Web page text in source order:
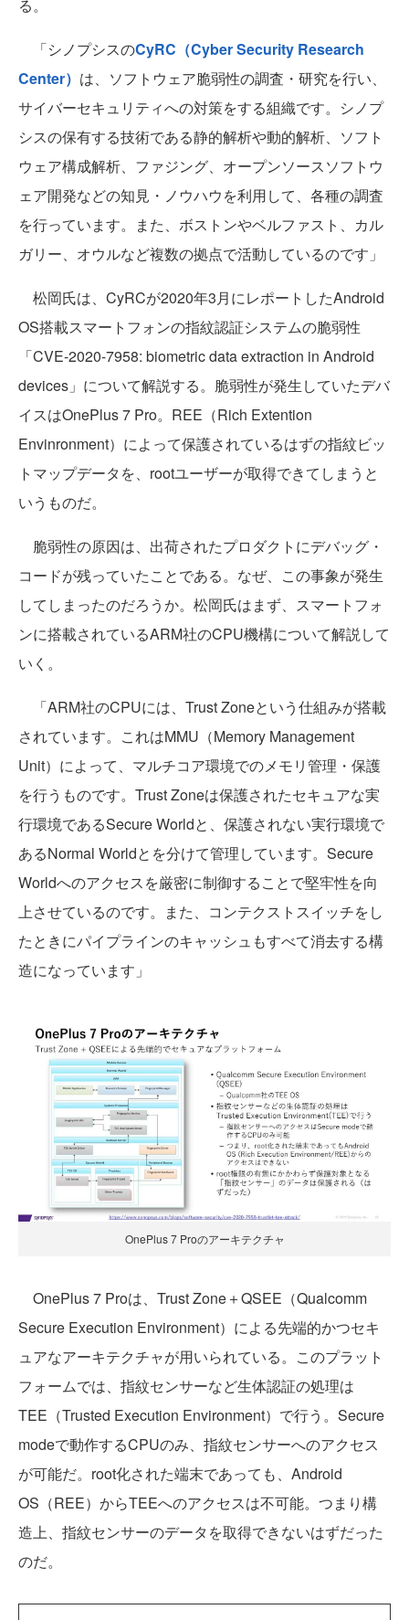
る。
「シノプシスのCyRC（Cyber Security Research
Center） は、ソフトウェア脆弱性の調査・研究を行い、
サイバーセキュリティへの対策をする組織です。シノプ
シスの保有する技術である静的解析や動的解析、ソフト
ウェア構成解析、ファジング、オープンソースソフトウ
ェア開発などの知見・ノウハウを利用して、各種の調査
を行っています。また、ボストンやベルファスト、カル
ガリー、オウルなど複数の拠点で活動しているのです」
松岡氏は、CyRCが2020年3月にレポートしたAndroid
OS搭載スマートフォンの指紋認証システムの脆弱性
「CVE-2020-7958: biometric data extraction in Android
devices」について解説する。脆弱性が発生していたデバ
イスはOnePlus 7 Pro。REE（Rich Extention
Envinronment）によって保護されているはずの指紋ビッ
トマップデータを、rootユーザーが取得できてしまうと
いうものだ。
脆弱性の原因は、出荷されたプロダクトにデバッグ・
コードが残っていたことである。なぜ、この事象が発生
してしまったのだろうか。松岡氏はまず、スマートフォ
ンに搭載されているARM社のCPU機構について解説して
いく。
「ARM社のCPUには、Trust Zoneという仕組みが搭載
されています。これはMMU（Memory Management
Unit）によって、マルチコア環境でのメモリ管理・保護
を行うものです。Trust Zoneは保護されたセキュアな実
行環境であるSecure Worldと、保護されない実行環境で
あるNormal Worldとを分けて管理しています。Secure
Worldへのアクセスを厳密に制御することで堅牢性を向
上させているのです。また、コンテクストスイッチをし
たときにパイプラインのキャッシュもすべて消去する構
造になっています」
OnePlus 7 Proのアーキテクチャ
OnePlus 7 Proは、Trust Zone＋QSEE（Qualcomm
Secure Execution Environment）による先端的かつセキ
ュアなアーキテクチャが用いられている。このプラット
フォームでは、指紋センサーなど生体認証の処理は
TEE（Trusted Execution Environment）で行う。Secure
modeで動作するCPUのみ、指紋センサーへのアクセス
が可能だ。root化された端末であっても、Android
OS（REE）からTEEへのアクセスは不可能。つまり構
造上、指紋センサーのデータを取得できないはずだった
のだ。